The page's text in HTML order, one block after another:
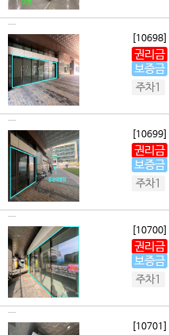
[10698]
권리금
보증금
주차1
[10699]
권리금
보증금
주차1
[10700]
권리금
보증금
주차1
[10701]